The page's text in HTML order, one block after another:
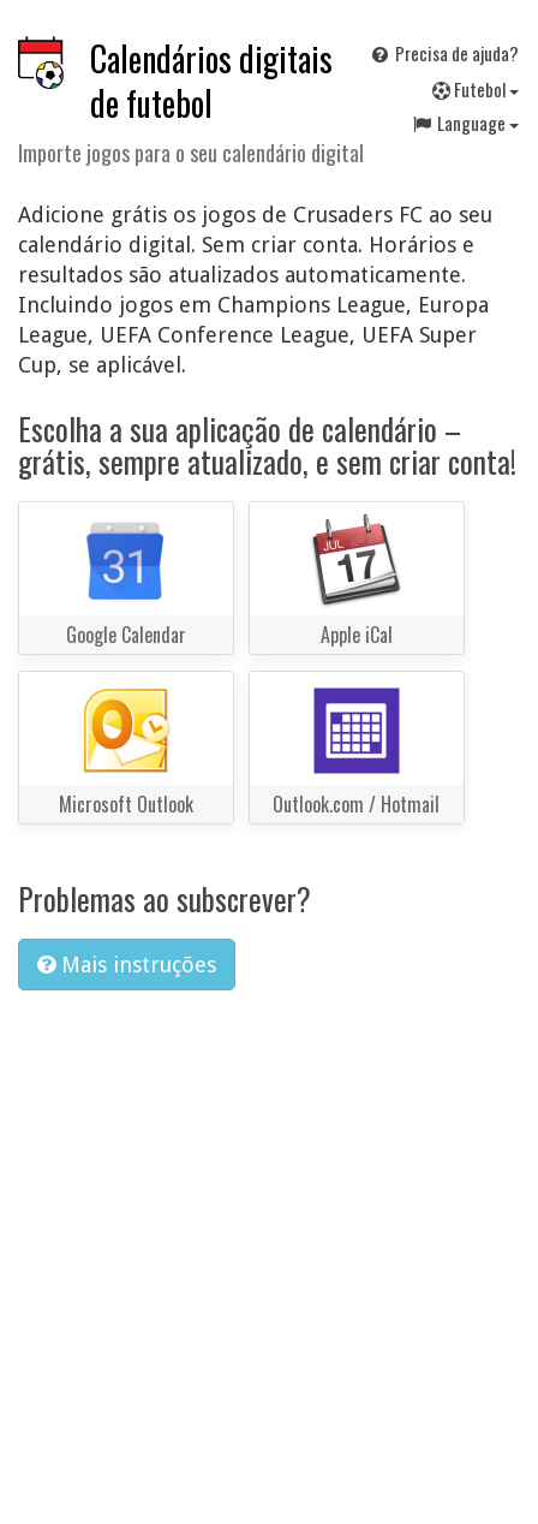
Calendários digitais
de futebol
Importe jogos para o seu calendário digital
Precisa de ajuda?
Futebol
Language
Adicione grátis os jogos de Crusaders FC ao seu
calendário digital. Sem criar conta. Horários e
resultados são atualizados automaticamente.
Incluindo jogos em Champions League, Europa
League, UEFA Conference League, UEFA Super
Cup, se aplicável.
Escolha a sua aplicação de calendário –
grátis, sempre atualizado, e sem criar conta!
Google Calendar Apple iCal
Microsoft Outlook Outlook.com / Hotmail
Problemas ao subscrever?
Mais instruções